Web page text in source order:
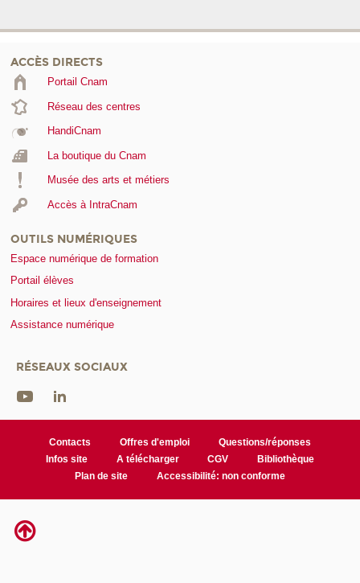
ACCÈS DIRECTS
Portail Cnam
Réseau des centres
HandiCnam
La boutique du Cnam
Musée des arts et métiers
Accès à IntraCnam
OUTILS NUMÉRIQUES
Espace numérique de formation
Portail élèves
Horaires et lieux d'enseignement
Assistance numérique
RÉSEAUX SOCIAUX
Contacts Offres d'emploi
Questions/réponses
Infos site
A télécharger CGV
Bibliothèque
Plan de site
Accessibilité: non conforme